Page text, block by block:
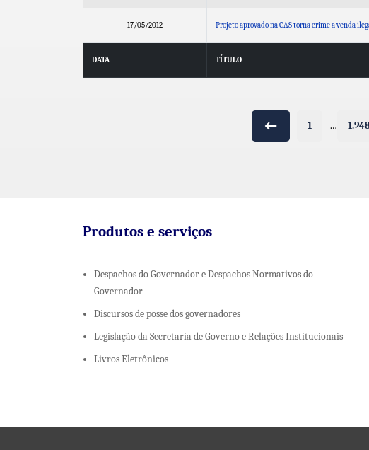
DATA TÍTULO
17/05/2012 Projeto aprovado na CAS torna crime a venda
1 …
Produtos e serviços
Despachos do Governador e Despachos Normativos do
Governador
Discursos de posse dos governadores
Legislação da Secretaria de Governo e Relações Institucionais
Livros Eletrônicos